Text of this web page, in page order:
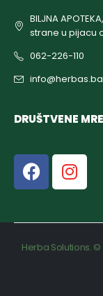
BILJNA
strane u pijacu
062-226-110
info@herbas.ba
DRUŠTVENE
Herba Solutions.